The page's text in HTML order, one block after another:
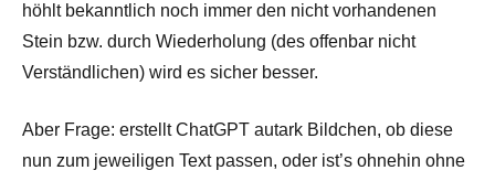
höhlt bekanntlich noch immer den nicht vorhandenen
Stein bzw. durch Wiederholung (des offenbar nicht
Verständlichen) wird es sicher besser.
Aber Frage: erstellt ChatGPT autark Bildchen, ob diese
nun zum jeweiligen Text passen, oder ist’s ohnehin ohne